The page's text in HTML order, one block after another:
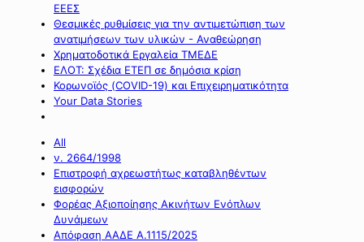
ΕΕΕΣ
Θεσμικές ρυθμίσεις για την αντιμετώπιση των
ανατιμήσεων των υλικών - Αναθεώρηση
Χρηματοδοτικά Εργαλεία ΤΜΕΔΕ
ΕΛΟΤ: Σχέδια ΕΤΕΠ σε δημόσια κρίση
Κορωνοϊός (COVID-19) και Επιχειρηματικότητα
Your Data Stories
All
ν. 2664/1998
Επιστροφή αχρεωστήτως καταβληθέντων
εισφορών
Φορέας Αξιοποίησης Ακινήτων Ενόπλων
Δυνάμεων
Απόφαση ΑΑΔΕ Α.1115/2025